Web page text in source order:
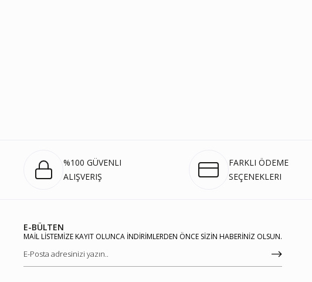
%100 GÜVENLI
ALIŞVERIŞ
FARKLI ÖDEME
SEÇENEKLERI
E-BÜLTEN
MAİL LİSTEMİZE KAYIT OLUNCA İNDİRİMLERDEN ÖNCE SİZİN HABERİNİZ OLSUN.